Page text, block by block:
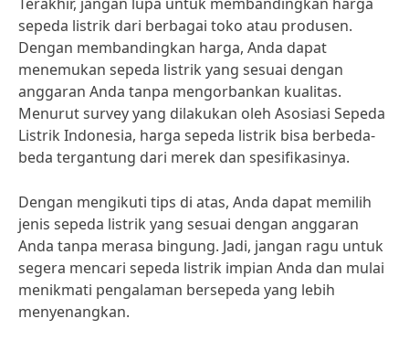
sepeda listrik dari berbagai toko atau produsen.
Dengan membandingkan harga, Anda dapat
menemukan sepeda listrik yang sesuai dengan
anggaran Anda tanpa mengorbankan kualitas.
Menurut survey yang dilakukan oleh Asosiasi Sepeda
Listrik Indonesia, harga sepeda listrik bisa berbeda-
beda tergantung dari merek dan spesifikasinya.
Dengan mengikuti tips di atas, Anda dapat memilih
jenis sepeda listrik yang sesuai dengan anggaran
Anda tanpa merasa bingung. Jadi, jangan ragu untuk
segera mencari sepeda listrik impian Anda dan mulai
menikmati pengalaman bersepeda yang lebih
menyenangkan.